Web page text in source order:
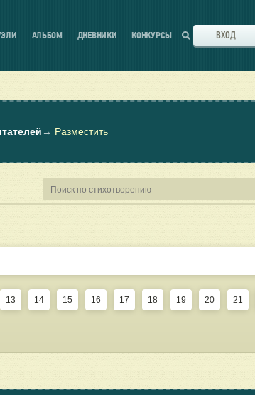
АЛЬБОМ ДНЕВНИКИ КОНКУРСЫ ВХОД
→ Разместить
13 14 15 16 17 18 19 20 21